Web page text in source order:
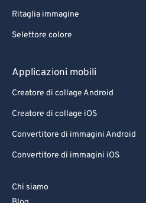
Ritaglia immagine
Selettore colore
Applicazioni mobili
Creatore di collage Android
Creatore di collage iOS
Convertitore di immagini Android
Convertitore di immagini iOS
Chi siamo